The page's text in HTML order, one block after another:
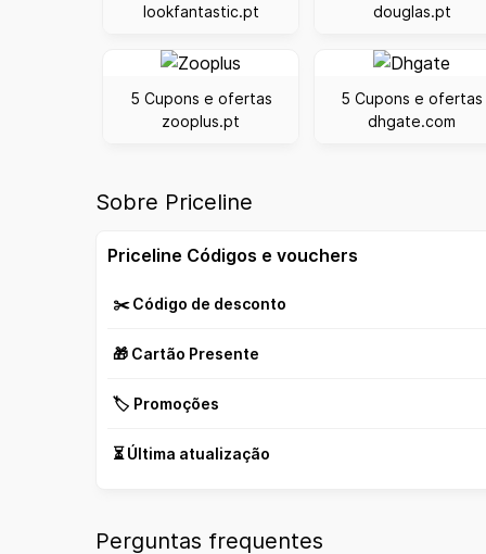
lookfantastic.pt
douglas.pt
5 Cupons e ofertas
zooplus.pt
5 Cupons e ofertas
dhgate.com
Sobre Priceline
Priceline Códigos e vouchers
✂️ Código de desconto
🎁 Cartão Presente
🏷️ Promoções
⏳ Última atualização
Perguntas frequentes